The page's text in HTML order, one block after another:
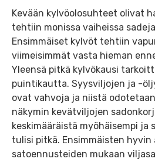
Kevään kylvöolosuhteet olivat
tehtiin monissa vaiheissa
Ensimmäiset kylvöt tehtiin
viimeisimmät vasta hieman
Yleensä pitkä kylvökausi
puintikautta. Syysviljojen ja -
ovat vahvoja ja niistä
näkymin kevätviljojen
keskimääräistä myöhäisempi ja
tulisi pitkä. Ensimmäisten hyvin
satoennusteiden mukaan